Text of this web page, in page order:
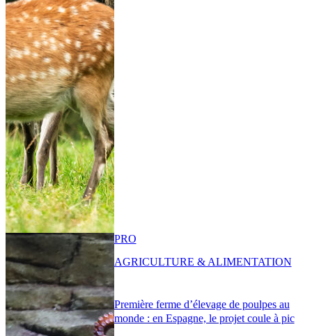
Première ferme d’élevage de poulpes au
monde : en Espagne, le projet coule à pic
PRO
AGRICULTURE & ALIMENTATION